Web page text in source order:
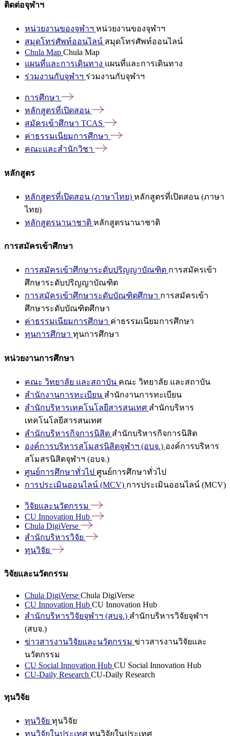
ติดต่อจุฬาฯ
หน่วยงานของจุฬาฯ หน่วยงานของจุฬาฯ
สมุดโทรศัพท์ออนไลน์ สมุดโทรศัพท์ออนไลน์
Chula Map Chula Map
แผนที่และการเดินทาง แผนที่และการเดินทาง
ร่วมงานกับจุฬาฯ ร่วมงานกับจุฬาฯ
การศึกษา
หลักสูตรที่เปิดสอน
สมัครเข้าศึกษา TCAS
ค่าธรรมเนียมการศึกษา
คณะและสำนักวิชา
หลักสูตร
หลักสูตรที่เปิดสอน (ภาษาไทย) หลักสูตรที่เปิดสอน (ภาษา
ไทย)
หลักสูตรนานาชาติ หลักสูตรนานาชาติ
การสมัครเข้าศึกษา
การสมัครเข้าศึกษาระดับปริญญาบัณฑิต การสมัครเข้า
ศึกษาระดับปริญญาบัณฑิต
การสมัครเข้าศึกษาระดับบัณฑิตศึกษา การสมัครเข้า
ศึกษาระดับบัณฑิตศึกษา
ค่าธรรมเนียมการศึกษา ค่าธรรมเนียมการศึกษา
ทุนการศึกษา ทุนการศึกษา
หน่วยงานการศึกษา
คณะ วิทยาลัย และสถาบัน คณะ วิทยาลัย และสถาบัน
สำนักงานการทะเบียน สำนักงานการทะเบียน
สำนักบริหารเทคโนโลยีสารสนเทศ สำนักบริหาร
เทคโนโลยีสารสนเทศ
สำนักบริหารกิจการนิสิต สำนักบริหารกิจการนิสิต
องค์การบริหารสโมสรนิสิตจุฬาฯ (อบจ.) องค์การบริหาร
สโมสรนิสิตจุฬาฯ (อบจ.)
ศูนย์การศึกษาทั่วไป ศูนย์การศึกษาทั่วไป
การประเมินออนไลน์ (MCV) การประเมินออนไลน์ (MCV)
วิจัยและนวัตกรรม
CU Innovation Hub
Chula DigiVerse
สำนักบริหารวิจัย
ทุนวิจัย
วิจัยและนวัตกรรม
Chula DigiVerse Chula DigiVerse
CU Innovation Hub CU Innovation Hub
สำนักบริหารวิจัยจุฬาฯ (สบจ.) สำนักบริหารวิจัยจุฬาฯ
(สบจ.)
ข่าวสารงานวิจัยและนวัตกรรม ข่าวสารงานวิจัยและ
นวัตกรรม
CU Social Innovation Hub CU Social Innovation Hub
CU-Daily Research CU-Daily Research
ทุนวิจัย
ทุนวิจัย ทุนวิจัย
ทุนวิจัยในประเทศ ทุนวิจัยในประเทศ